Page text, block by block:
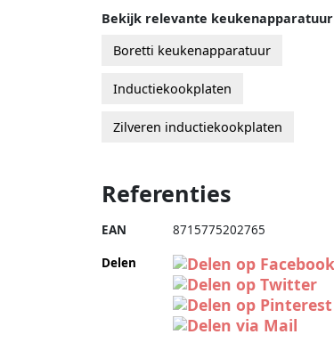
Bekijk relevante keukenapparatuur
Boretti keukenapparatuur
Inductiekookplaten
Zilveren inductiekookplaten
Referenties
EAN 8715775202765
Delen